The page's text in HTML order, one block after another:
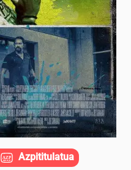
Azpititulatua